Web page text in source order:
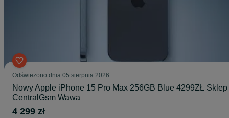
Odświeżono dnia 05 sierpnia 2026
Nowy Apple iPhone 15 Pro Max 256GB Blue 4299ZŁ Sklep
CentralGsm Wawa
4 299 zł